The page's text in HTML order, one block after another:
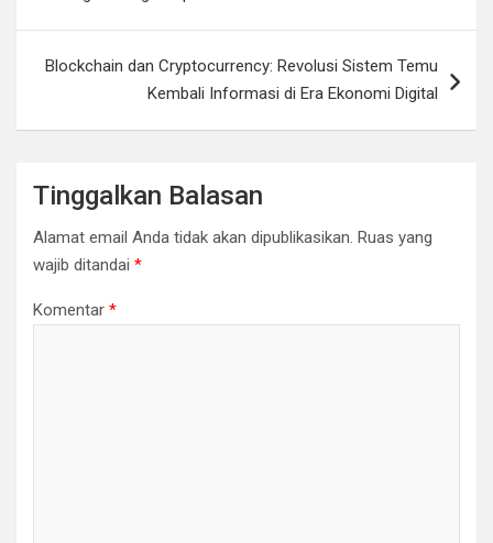
Blockchain dan Cryptocurrency: Revolusi Sistem Temu
Kembali Informasi di Era Ekonomi Digital
Tinggalkan Balasan
Alamat email Anda tidak akan dipublikasikan. Ruas yang
wajib ditandai *
Komentar *